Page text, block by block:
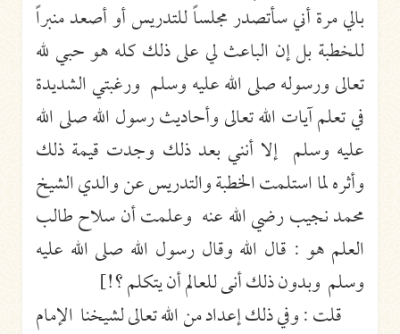
بالي مرة أني سأتصدر مجلساً للتدريس أو أصعد منبراً
للخطبة بل إن الباعث لي على ذلك كله هو حبي لله
تعالى ورسوله صلى الله عليه وسلم ورغبتي الشديدة
في تعلم آيات الله تعالى وأحاديث رسول الله صلى الله
عليه وسلم إلا أنني بعد ذلك وجدت قيمة ذلك
وأثره لما استلمت الخطبة والتدريس عن والدي الشيخ
محمد نجيب رضي الله عنه وعلمت أن سلاح طالب
العلم هو : قال الله وقال رسول الله صلى الله عليه
وسلم وبدون ذلك أنى للعالم أن يتكلم ؟!]
قلت : وفي ذلك إعداد من الله تعالى لشيخنا الإمام